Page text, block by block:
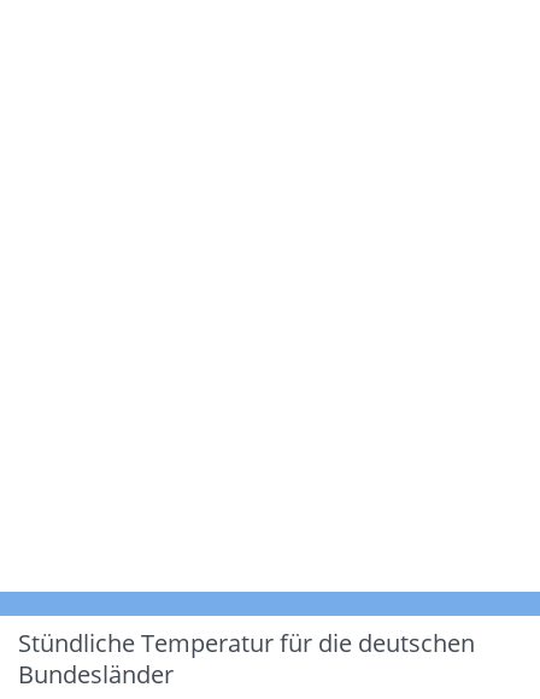
Stündliche Temperatur für die deutschen
Bundesländer